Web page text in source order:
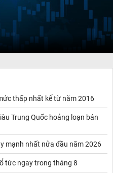
thấp nhất kể từ năm 2016
Trung Quốc hoảng loạn bán
mạnh nhất nửa đầu năm 2026
tức ngay trong tháng 8